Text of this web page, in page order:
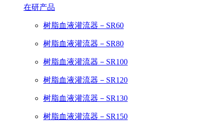
在研产品
树脂血液灌流器－SR60
树脂血液灌流器－SR80
树脂血液灌流器－SR100
树脂血液灌流器－SR120
树脂血液灌流器－SR130
树脂血液灌流器－SR150